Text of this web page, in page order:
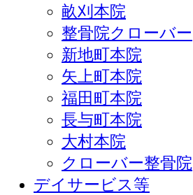
畝刈本院
整骨院クローバー
新地町本院
矢上町本院
福田町本院
長与町本院
大村本院
クローバー整骨院
デイサービス等